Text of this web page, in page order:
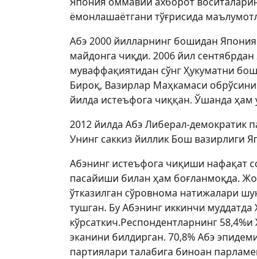
ёмонлашаётгани тўғрисида
Абэ 2000 йилларнинг бошидан
майдонга чиқди. 2006 йил
муваффақиятидан сўнг Ҳукуматни
Бироқ, Вазирлар Маҳкамаси
йилда истеъфога чиққан. Ўшанда
2012 йилда Абэ Либерал-демократик
Унинг саккиз йиллик Бош вазирлиги
Абэнинг истеъфога чиқиши нафақат
пасайиши билан ҳам боғланмоқда.
ўтказилган сўровнома натижалари
тушган. Бу Абэнинг иккинчи
кўрсаткич.Респондентларнинг
эканини билдирган. 70,8% Абэ
партиялари талабига биноан